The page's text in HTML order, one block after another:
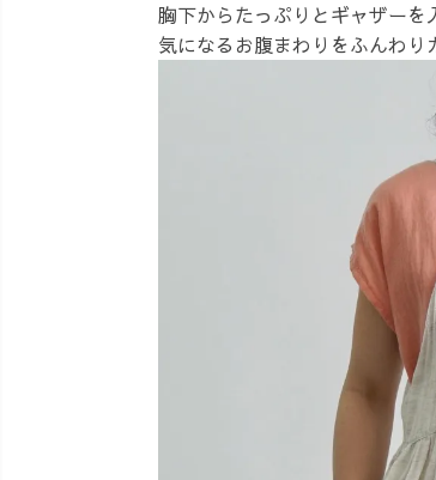
胸下からたっぷりとギャザーを
気になるお腹まわりをふんわり